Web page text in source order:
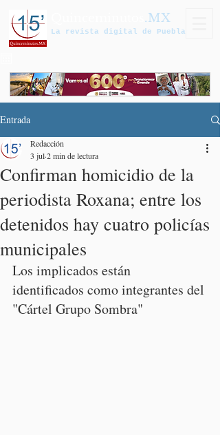
.MX
La revista digital de Puebla
Entrada
Confirman homicidio de la
periodista Roxana; entre los
detenidos hay cuatro policías
municipales
Redacción
3 jul2 min de lectura
Los implicados están
identificados como integrantes del
"Cártel Grupo Sombra"